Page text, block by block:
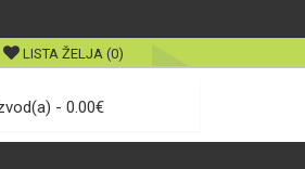
LISTA ŽELJA (0)
- 0.00€